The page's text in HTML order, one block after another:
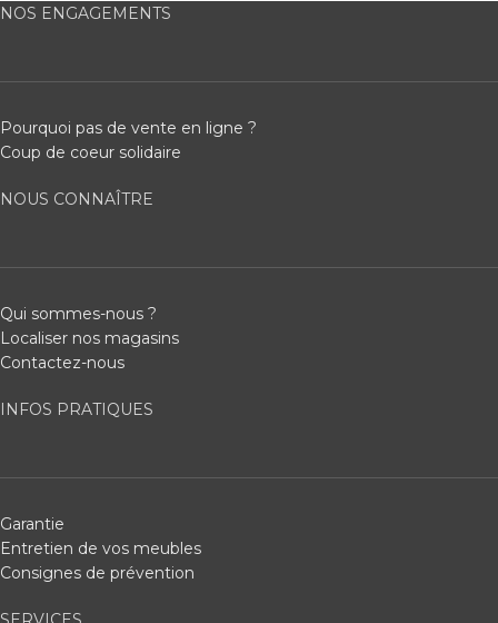
NOS ENGAGEMENTS
Pourquoi pas de vente en ligne ?
Coup de coeur solidaire
NOUS CONNAÎTRE
Qui sommes-nous ?
Localiser nos magasins
Contactez-nous
INFOS PRATIQUES
Garantie
Entretien de vos meubles
Consignes de prévention